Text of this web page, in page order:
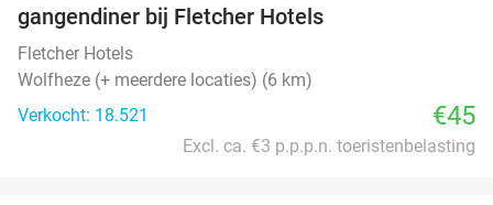
gangendiner bij Fletcher Hotels
Fletcher Hotels
Wolfheze (+ meerdere locaties) (6 km)
Verkocht: 18.521
€45
Excl. ca. €3 p.p.p.n. toeristenbelasting